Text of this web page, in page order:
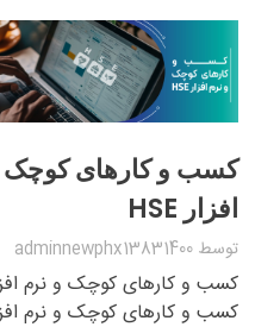
کسب و کارهای کوچک
افزار HSE
توسط adminnewphx13831400